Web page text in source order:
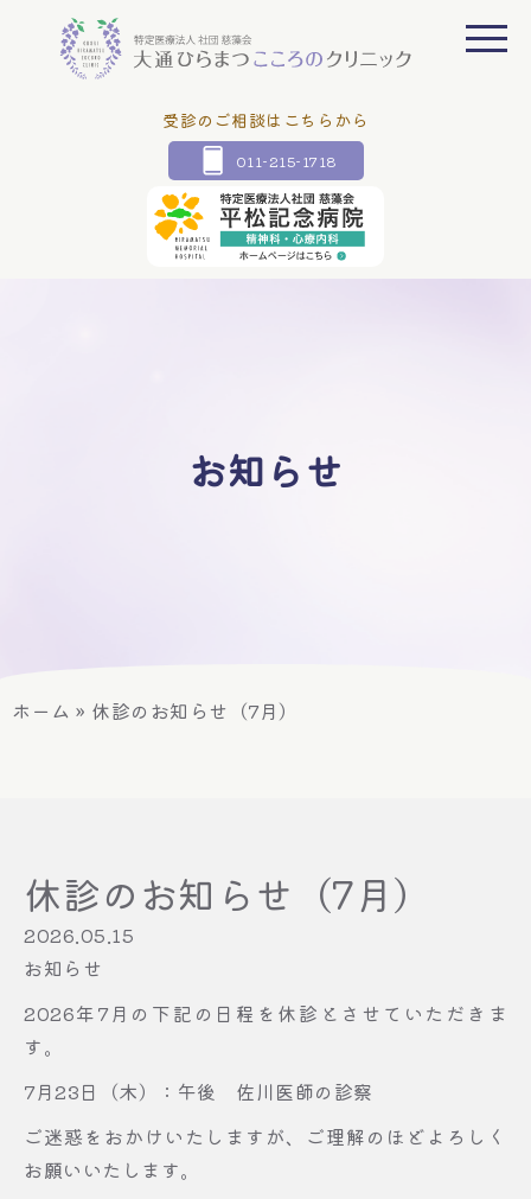
受診のご相談はこちらから
011-215-1718
お知らせ
ホーム » 休診のお知らせ（7月）
休診のお知らせ（7月）
2026.05.15
お知らせ
2026年7月の下記の日程を休診とさせていただきま
す。
7月23日（木）：午後 佐川医師の診察
ご迷惑をおかけいたしますが、ご理解のほどよろしく
お願いいたします。